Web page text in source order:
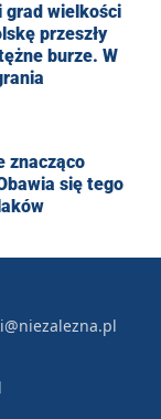
grad wielkości
przeszły
burze. W
znacząco
się tego